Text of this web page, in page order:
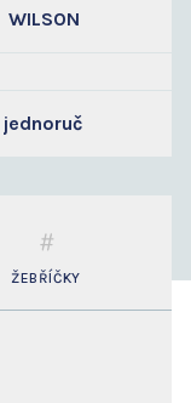
WILSON
jednoruč
ŽEBŘÍČKY